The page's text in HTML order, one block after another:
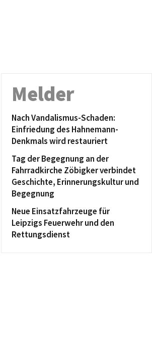
Melder
Nach Vandalismus-Schaden:
Einfriedung des Hahnemann-
Denkmals wird restauriert
Tag der Begegnung an der
Fahrradkirche Zöbigker verbindet
Geschichte, Erinnerungskultur und
Begegnung
Neue Einsatzfahrzeuge für
Leipzigs Feuerwehr und den
Rettungsdienst